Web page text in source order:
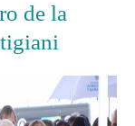
de la